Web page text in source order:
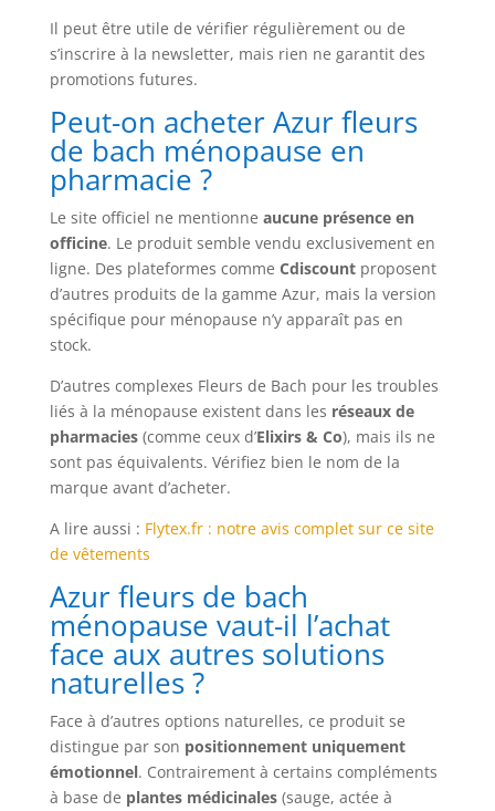
Il peut être utile de vérifier régulièrement ou de
s’inscrire à la newsletter, mais rien ne garantit des
promotions futures.
Peut-on acheter Azur fleurs
de bach ménopause en
pharmacie ?
Le site officiel ne mentionne aucune présence en
officine. Le produit semble vendu exclusivement en
ligne. Des plateformes comme Cdiscountproposent
d’autres produits de la gamme Azur, mais la version
spécifique pour ménopause n’y apparaît pas en
stock.
D’autres complexes Fleurs de Bach pour les troubles
liés à la ménopause existent dans les réseaux de
pharmacies(comme ceux d’Elixirs & Co), mais ils ne
sont pas équivalents. Vérifiez bien le nom de la
marque avant d’acheter.
A lire aussi : Flytex.fr : notre avis complet sur ce site
de vêtements
Azur fleurs de bach
ménopause vaut-il l’achat
face aux autres solutions
naturelles ?
Face à d’autres options naturelles, ce produit se
distingue par son positionnement uniquement
émotionnel. Contrairement à certains compléments
à base de plantes médicinales(sauge, actée à